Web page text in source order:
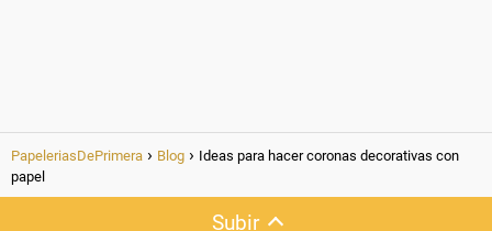
PapeleriasDePrimera Blog
Ideas para hacer coronas decorativas con
papel
Subir